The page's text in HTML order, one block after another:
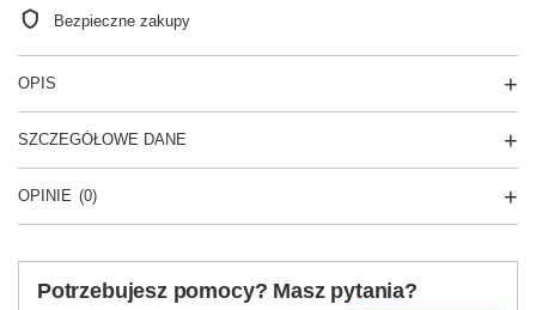
Bezpieczne zakupy
OPIS
SZCZEGÓŁOWE DANE
OPINIE (0)
Potrzebujesz pomocy? Masz pytania?